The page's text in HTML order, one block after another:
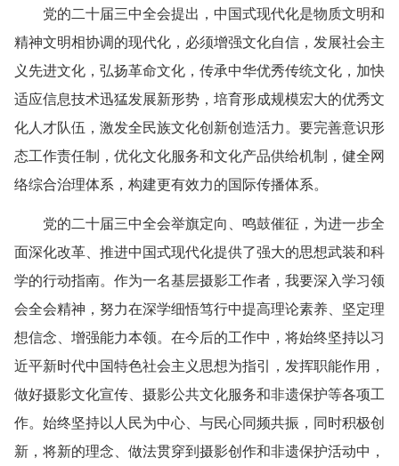
党的二十届三中全会提出，中国式现代化是物质文明和
精神文明相协调的现代化，必须增强文化自信，发展社会主
义先进文化，弘扬革命文化，传承中华优秀传统文化，加快
适应信息技术迅猛发展新形势，培育形成规模宏大的优秀文
化人才队伍，激发全民族文化创新创造活力。要完善意识形
态工作责任制，优化文化服务和文化产品供给机制，健全网
络综合治理体系，构建更有效力的国际传播体系。
党的二十届三中全会举旗定向、鸣鼓催征，为进一步全
面深化改革、推进中国式现代化提供了强大的思想武装和科
学的行动指南。作为一名基层摄影工作者，我要深入学习领
会全会精神，努力在深学细悟笃行中提高理论素养、坚定理
想信念、增强能力本领。在今后的工作中，将始终坚持以习
近平新时代中国特色社会主义思想为指引，发挥职能作用，
做好摄影文化宣传、摄影公共文化服务和非遗保护等各项工
作。始终坚持以人民为中心、与民心同频共振，同时积极创
新，将新的理念、做法贯穿到摄影创作和非遗保护活动中，